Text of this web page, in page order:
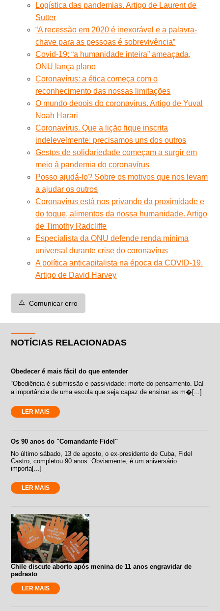
Logística das pandemias. Artigo de Laurent de
Sutter
“A recessão em 2020 é inexorável e a palavra-
chave para as pessoas é sobrevivência”
Covid-19: “a humanidade inteira” ameaçada,
ONU lança plano
Coronavírus: a ética começa com o
reconhecimento das nossas limitações
O mundo depois do coronavírus. Artigo de Yuval
Noah Harari
Coronavírus. Que a lição fique inscrita
indelevelmente: precisamos uns dos outros
Gestos de solidariedade começam a surgir em
meio à pandemia do coronavírus
Posso ajudá-lo? Sobre os motivos que nos levam
a ajudar os outros
Coronavírus está nos privando da proximidade e
do toque, alimentos da nossa humanidade. Artigo
de Timothy Radcliffe
Especialista da ONU defende renda mínima
universal durante crise do coronavírus
A política anticapitalista na época da COVID-19.
Artigo de David Harvey
⚠️ Comunicar erro
NOTÍCIAS RELACIONADAS
Obedecer é mais fácil do que entender
“Obediência é submissão e passividade: morte do pensamento. Daí
a importância de uma escola que seja capaz de ensinar as m�[...]
LER MAIS
Os 90 anos do "Comandante Fidel"
No último sábado, 13 de agosto, o ex-presidente de Cuba, Fidel
Castro, completou 90 anos. Obviamente, é um aniversário
importa[...]
LER MAIS
Chile discute aborto após menina de 11 anos engravidar de
padrasto
LER MAIS